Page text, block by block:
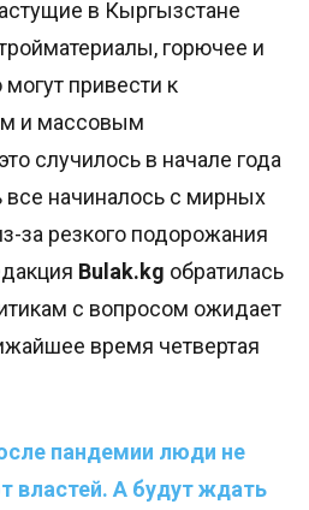
в Кыргызстане
горючее и
привести к
и массовым
случилось в начале года
все начиналось с мирных
за резкого подорожания
Bulak.kg обратилась
с вопросом ожидает
время четвертая
пандемии люди не
властей. А будут ждать